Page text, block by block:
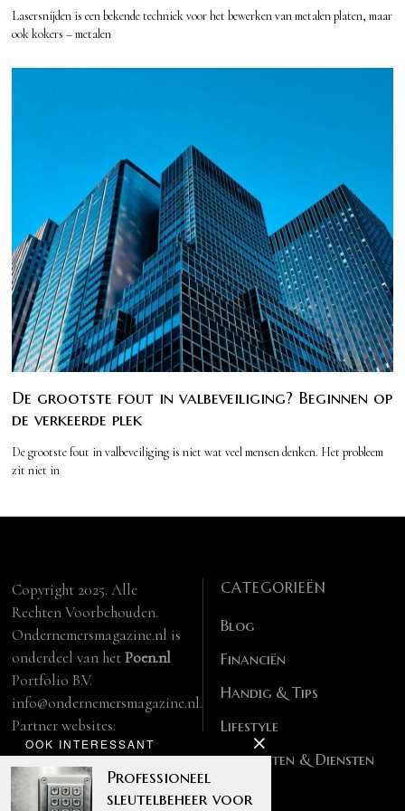
OOK INTERESSANT
Professioneel
sleutelbeheer voor
Lasersnijden is een bekende techniek voor het bewerken van metalen platen, maar
ook kokers – metalen
De grootste fout in valbeveiliging? Beginnen op
de verkeerde plek
De grootste fout in valbeveiliging is niet wat veel mensen denken. Het probleem
zit niet in
Copyright 2025. Alle
Rechten Voorbehouden.
Ondernemersmagazine.nl is
onderdeel van hetPoen.nl
Portfolio B.V.
info@ondernemersmagazine.nl.
Partner websites:
manbase.nl
feitelijk.be
CATEGORIEËN
Blog
Financiën
Handig & Tips
Lifestyle
Producten & Diensten